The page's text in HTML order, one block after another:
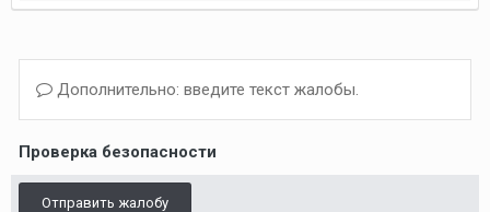
Дополнительно: введите текст жалобы.
Проверка безопасности
Отправить жалобу